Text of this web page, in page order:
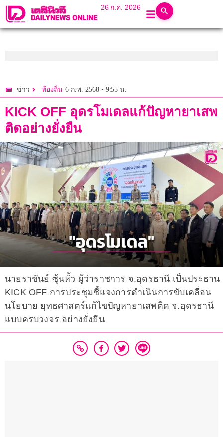
26 ก.ค. 2026
ข่าว ท้องถิ่น 6 ก.พ. 2568 • 9:55 น.
KICK OFF อุดรโมเดลแก้ปัญหายาเสพ
ติดอย่างยั่งยืน
นายราชันย์ ซุ้นหั้ว ผู้ว่าราชการ จ.อุดรธานี เป็นประธาน
KICK OFF การประชุมชี้แจงการดำเนินการขับเคลื่อน
นโยบาย ยุทธศาสตร์แก้ไขปัญหายาเสพติด จ.อุดรธานี
แบบครบวงจร อย่างยั่งยืน